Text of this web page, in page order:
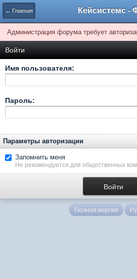
← Главная
Администрация форума требует
Войти
Имя пользователя:
Пароль:
Параметры авторизации
Запомнить меня
Не рекомендуется для общественных
Полная версия